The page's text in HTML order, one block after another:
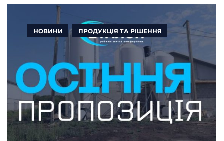
НОВИНИ ПРОДУКЦІЯ ТА РІШЕННЯ